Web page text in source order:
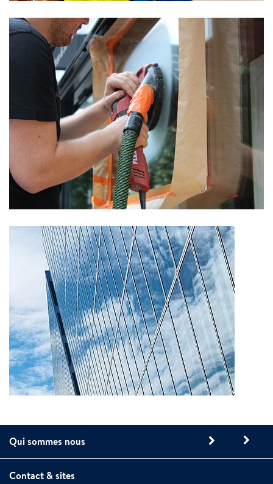
Qui sommes nous
Contact & sites